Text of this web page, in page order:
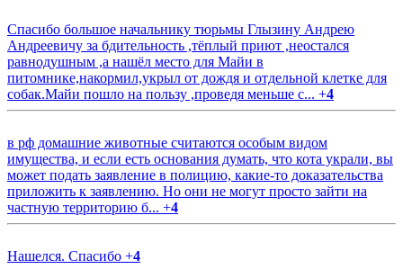
Спасибо большое начальнику тюрьмы Глызину Андрею
Андреевичу за бдительность ,тёплый приют ,неостался
равнодушным ,а нашёл место для Майи в
питомнике,накормил,укрыл от дождя и отдельной клетке для
собак.Майи пошло на пользу ,проведя меньше с... +4
в рф домашние животные считаются особым видом
имущества, и если есть основания думать, что кота украли, вы
может подать заявление в полицию, какие-то доказательства
приложить к заявлению. Но они не могут просто зайти на
частную территорию б... +4
Нашелся. Спасибо +4